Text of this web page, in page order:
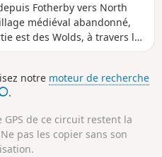
Fotherby vers North
médiéval abandonné,
est des Wolds, à travers les
Humber.
notre moteur de recherche
.
de ce circuit restent la
pas les copier sans son